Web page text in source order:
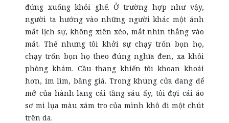
đứng xuống khỏi ghế. Ở trường hợp như vậy,
người ta hướng vào những người khác một ánh
mắt lịch sự, không xiên xéo, mắt nhìn thẳng vào
mắt. Thế nhưng tôi khởi sự chạy trốn bọn họ,
chạy trốn bọn họ theo đúng nghĩa đen, xa khỏi
phòng khám. Cầu thang khiến tôi khoan khoái
hơn, im lìm, băng giá. Trong khung cửa đang để
mở của hành lang cái tầng sáu ấy, tôi đợi cái áo
sơ mi lụa màu xám tro của mình khô đi một chút
trên da.